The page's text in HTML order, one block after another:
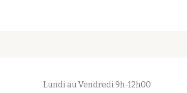
Lundi au Vendredi 9h-12h00